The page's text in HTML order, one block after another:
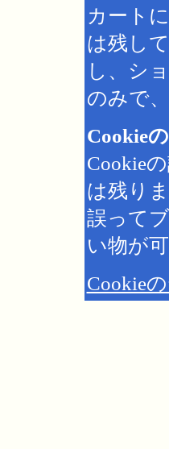
カート
は残し
し、シ
のみで
Cookie
Cookie
は残りま
誤って
い物が
Cookie